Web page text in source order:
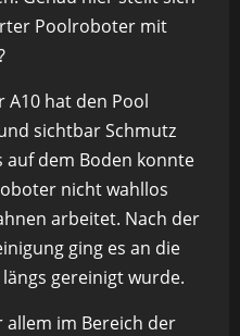
Poolroboter mit
A10 hat den Pool
sichtbar Schmutz
dem Boden konnte
nicht wahllos
arbeitet. Nach der
ging es an die
gereinigt wurde.
allem im Bereich der